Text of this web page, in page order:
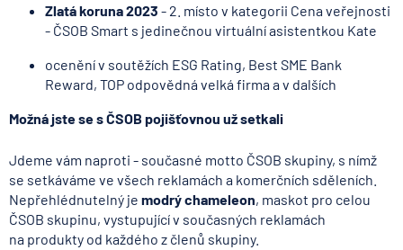
Zlatá koruna 2023 - 2. místo v kategorii Cena veřejnosti
- ČSOB Smart s jedinečnou virtuální asistentkou Kate
ocenění v soutěžích ESG Rating, Best SME Bank
Reward, TOP odpovědná velká firma a v dalších
Možná jste se s ČSOB pojišťovnou už setkali
Jdeme vám naproti - současné motto ČSOB skupiny, s nímž
se setkáváme ve všech reklamách a komerčních sděleních.
Nepřehlédnutelný je modrý chameleon, maskot pro celou
ČSOB skupinu, vystupující v současných reklamách
na produkty od každého z členů skupiny.